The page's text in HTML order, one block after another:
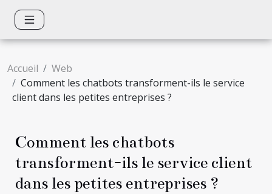
Accueil
Web
Comment les chatbots transforment-ils le service
client dans les petites entreprises ?
Comment les chatbots
transforment-ils le service client
dans les petites entreprises ?